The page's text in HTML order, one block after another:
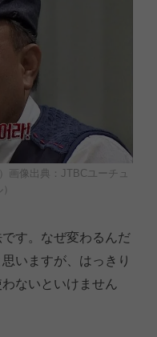
画像出典：JTBCユーチュ
す。なぜ変わるんだ
いますが、はっきり
ないといけません